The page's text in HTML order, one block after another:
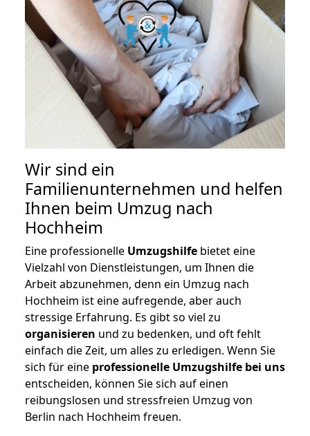
Wir sind ein
Familienunternehmen und helfen
Ihnen beim Umzug nach
Hochheim
Eine professionelle Umzugshilfe bietet eine
Vielzahl von Dienstleistungen, um Ihnen die
Arbeit abzunehmen, denn ein Umzug nach
Hochheim ist eine aufregende, aber auch
stressige Erfahrung. Es gibt so viel zu
organisieren und zu bedenken, und oft fehlt
einfach die Zeit, um alles zu erledigen. Wenn Sie
sich für eine professionelle Umzugshilfe bei uns
entscheiden, können Sie sich auf einen
reibungslosen und stressfreien Umzug von
Berlin nach Hochheim freuen.